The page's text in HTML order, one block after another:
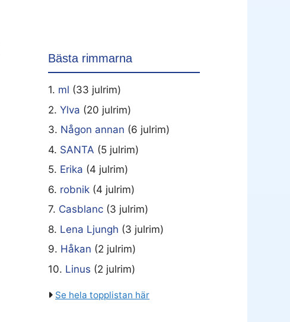
Bästa rimmarna
1. ml (33 julrim)
2. Ylva (20 julrim)
3. Någon annan (6 julrim)
4. SANTA (5 julrim)
5. Erika (4 julrim)
6. robnik (4 julrim)
7. Casblanc (3 julrim)
8. Lena Ljungh (3 julrim)
9. Håkan (2 julrim)
10. Linus (2 julrim)
Se hela topplistan här